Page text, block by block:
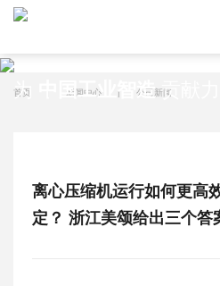
为 中国工业智造贡献力
首页 新闻中心 | 公司新闻
离心压缩机运行如何更高
定？ 浙江美颂给出三个答